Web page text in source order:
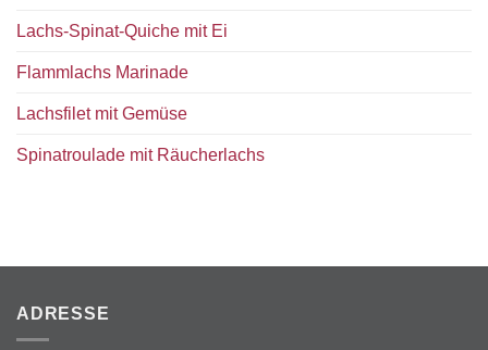
Lachs-Spinat-Quiche mit Ei
Flammlachs Marinade
Lachsfilet mit Gemüse
Spinatroulade mit Räucherlachs
ADRESSE